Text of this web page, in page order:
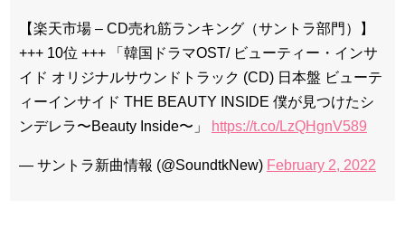
【楽天市場 – CD売れ筋ランキング（サントラ部門）】
+++ 10位 +++ 「韓国ドラマOST/ ビューティー・インサ
イド オリジナルサウンドトラック (CD) 日本盤 ビューテ
ィーインサイド THE BEAUTY INSIDE 僕が見つけたシ
ンデレラ〜Beauty Inside〜」
https://t.co/LzQHgnV589
— サントラ新曲情報 (@SoundtkNew) February 2, 2022